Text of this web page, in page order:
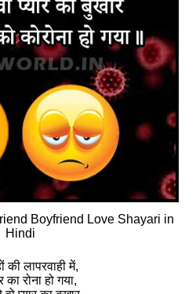
Boyfriend Love Shayari in
Hindi
की लापरवाही में,
का रोना हो गया,